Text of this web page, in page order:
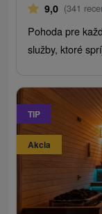
9,0 (341
Pohoda pre
služby, ktoré
TIP
Akcia